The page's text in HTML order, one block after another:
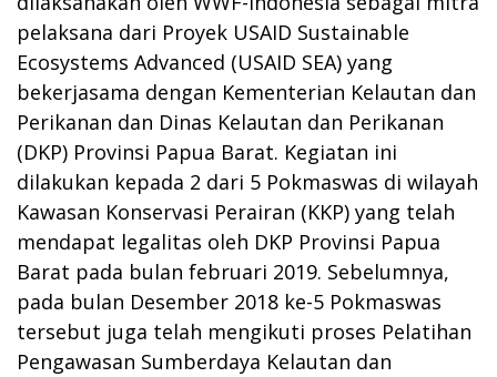
pelaksana dari Proyek USAID Sustainable
Ecosystems Advanced (USAID SEA) yang
bekerjasama dengan Kementerian Kelautan dan
Perikanan dan Dinas Kelautan dan Perikanan
(DKP) Provinsi Papua Barat. Kegiatan ini
dilakukan kepada 2 dari 5 Pokmaswas di wilayah
Kawasan Konservasi Perairan (KKP) yang telah
mendapat legalitas oleh DKP Provinsi Papua
Barat pada bulan februari 2019. Sebelumnya,
pada bulan Desember 2018 ke-5 Pokmaswas
tersebut juga telah mengikuti proses Pelatihan
Pengawasan Sumberdaya Kelautan dan